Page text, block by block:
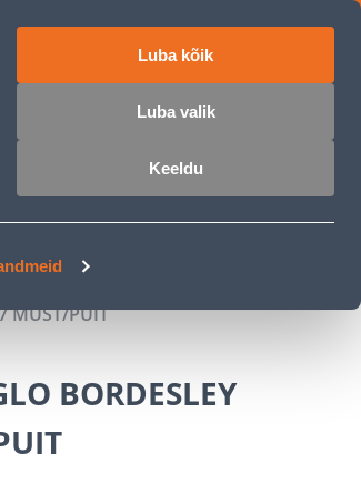
Luba kõik
Luba valik
Keeldu
MUST/PUIT
BORDESLEY